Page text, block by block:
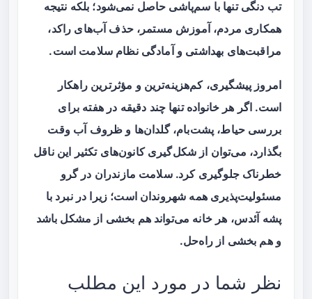
تب دنگی تنها با سم‌پاشی حاصل نمی‌شود؛ بلکه نتیجه
همکاری مردم، آموزش مستمر، حذف آب‌های راکد،
مراقبت‌های بهداشتی و آمادگی نظام سلامت است.
امروز پیشگیری، کم‌هزینه‌ترین و مؤثرترین راهکار
است. اگر هر خانواده تنها چند دقیقه در هفته برای
بررسی حیاط، پشت‌بام، گلدان‌ها و ظروف آب وقت
بگذارد، می‌توان از شکل‌گیری کانون‌های تکثیر این ناقل
خطرناک جلوگیری کرد. سلامت مازندران در گرو
مسئولیت‌پذیری همه شهروندان است؛ زیرا در نبرد با
پشه آئدس، هر خانه می‌تواند هم بخشی از مشکل باشد
و هم بخشی از راه‌حل.
نظر شما در مورد این مطلب